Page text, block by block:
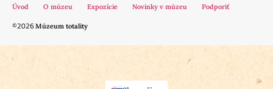
Úvod O múzeu Expozície Novinky v múzeu Podporiť
©2026Múzeum totality